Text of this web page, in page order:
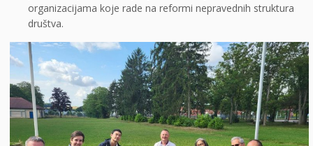
organizacijama koje rade na reformi nepravednih struktura
društva.